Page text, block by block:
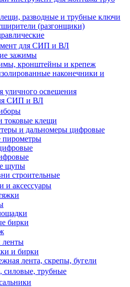
разводные и трубные ключи
(разгонщики)
для СИП и ВЛ
зажимы
кронштейны и крепеж
наконечники и
уличного освещения
СИП и ВЛ
токовые клещи
и дальномеры цифровые
пирометры
щупы
строительные
и аксессуары
бирки
ленты
и бирки
лента, скрепы, бугели
силовые, трубные